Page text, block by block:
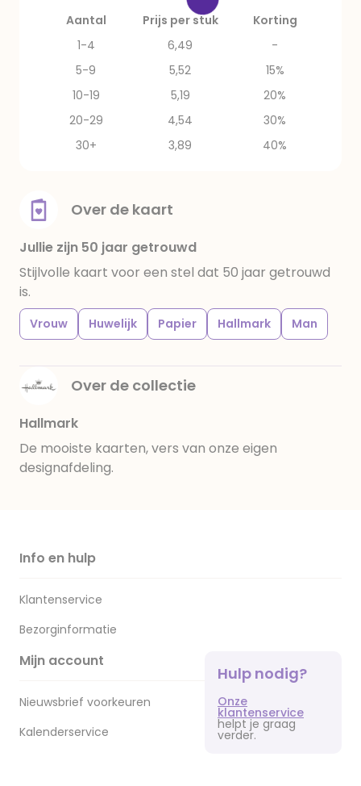
Aantal Prijs per stuk
Korting
1-4
6,49
-
5-9
5,52
15%
10-19
5,19
20%
20-29
4,54
30%
30+
3,89 40%
Over de kaart
Jullie zijn 50 jaar getrouwd
Stijlvolle kaart voor een stel dat 50 jaar getrouwd
is.
Vrouw Huwelijk Papier Hallmark Man
Over de collectie
Hallmark
De mooiste kaarten, vers van onze eigen
designafdeling.
Info en hulp
Klantenservice
Bezorginformatie
Mijn account
Nieuwsbrief voorkeuren
Kalenderservice
Hulp nodig?
Onze
klantenservice
helpt je graag
verder.